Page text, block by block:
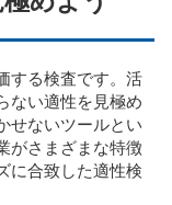
する検査です。活
ない適性を見極め
せないツールとい
がさまざまな特徴
に合致した適性検